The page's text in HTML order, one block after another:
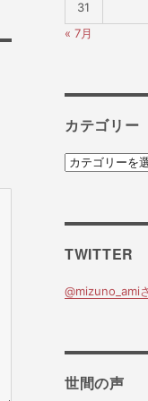
31
« 7月
カテゴリー
カ
TWITTER
@mizuno_ami
世間の声